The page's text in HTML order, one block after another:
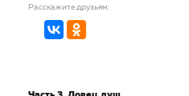
Расскажите друзьям: